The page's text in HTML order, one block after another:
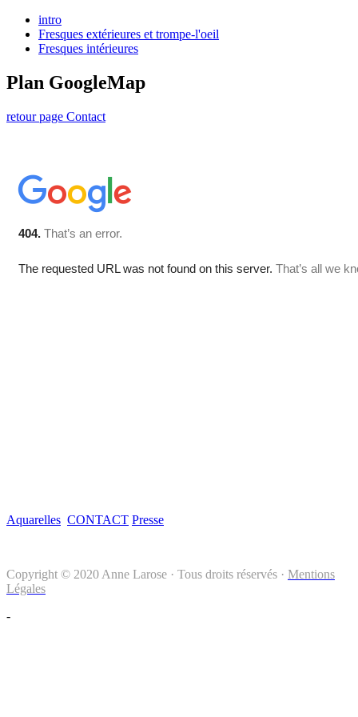
intro
Fresques extérieures et trompe-l'oeil
Fresques intérieures
Plan GoogleMap
retour page Contact
Aquarelles CONTACT Presse
Copyright © 2020 Anne Larose · Tous droits réservés · Mentions
Légales
-